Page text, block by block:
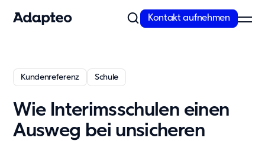
Modulare Raumlösungen von Adapteo
Flexible Gebäude von Adapteo bieten Raumlösungen für
temporären und dringenden Bedarf. Kontaktieren Sie uns für
maßgeschneiderte Raumkonzepte!
Kontakt aufnehmen
Kundenreferenz Schule
Wie Interimsschulen einen
Ausweg bei unsicheren